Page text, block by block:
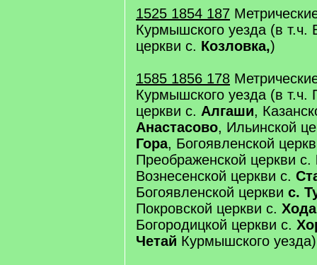
1525 1854 187
Курмышского уезда (в т.ч.
церкви с. Козловка,)
1585 1856 178
Курмышского уезда (в т.ч.
церкви с. Алгаши,
Анастасово, Ильинской
Гора, Богоявленской
Преображенской церкви с.
Вознесенской церкви с.
Богоявленской церкви с.
Покровской церкви с.
Богородицкой церкви с.
Четай Курмышского уезда)